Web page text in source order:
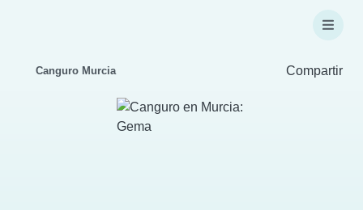
Canguro Murcia Compartir